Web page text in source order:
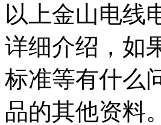
以上金山电线
详细介绍，如
标准等有什么
品的其他资料。